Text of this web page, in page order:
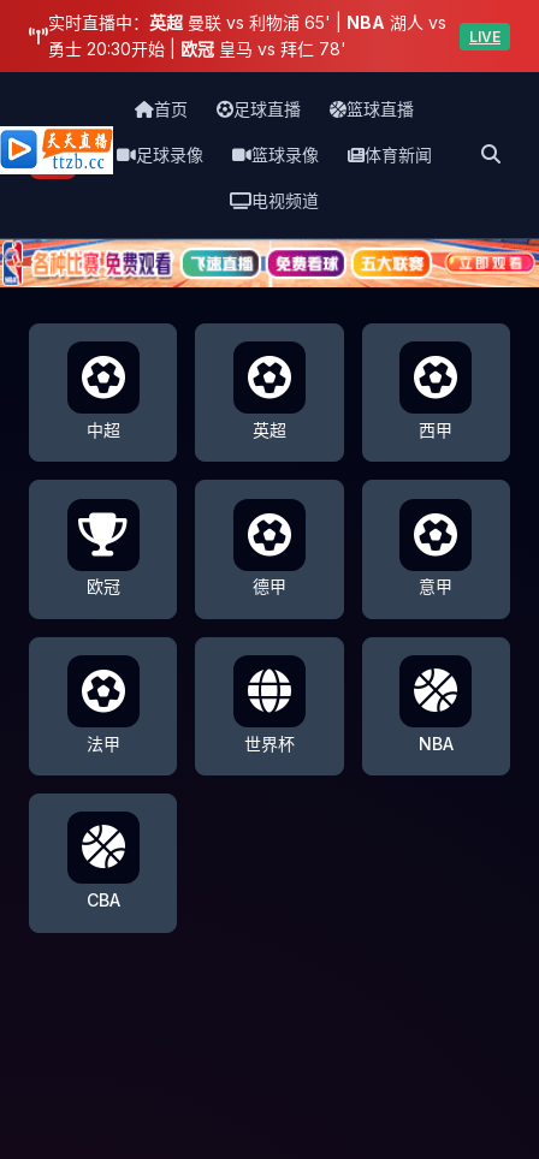
实时直播中： 英超 曼联 vs 利物浦 65' | NBA 湖人 vs
勇士 20:30开始 | 欧冠 皇马 vs 拜仁 78'
LIVE
天天直播网
首页 足球直播 篮球直播
足球录像 篮球录像 体育新闻
电视频道
中超 英超 西甲
欧冠 德甲 意甲
法甲 世界杯 NBA
CBA